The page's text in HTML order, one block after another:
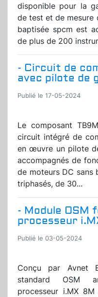
disponible pour la
de test et de mesure
baptisée spcm est
de plus de 200
- Circuit de
avec pilote de
Publié le 17-05-2024
Le composant
circuit intégré de
en œuvre un pilote
accompagnés de
de moteurs DC sans
triphasés, de 30...
- Module OSM
processeur
Publié le 03-05-2024
Conçu par Avnet
standard OSM
processeur i.MX